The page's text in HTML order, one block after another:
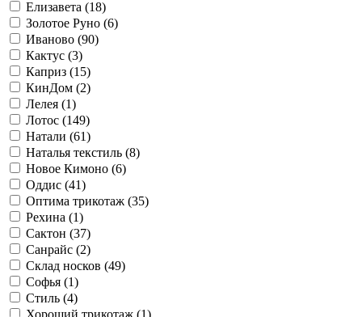
Елизавета (18)
Золотое Руно (6)
Иваново (90)
Кактус (3)
Каприз (15)
КинДом (2)
Лелея (1)
Лотос (149)
Натали (61)
Наталья текстиль (8)
Новое Кимоно (6)
Оддис (41)
Оптима трикотаж (35)
Рехина (1)
Сактон (37)
Санрайс (2)
Склад носков (49)
Софья (1)
Стиль (4)